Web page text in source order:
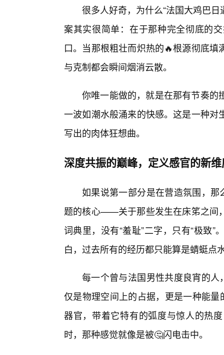
很多人好奇，为什么“法国大鸡巴
案其实很简单：在于那种完全彻底的
口。当那根粗壮而炽热的🔥根源彻底
与克制都会瞬间烟消云散。
你唯一能做的，就是在那有节奏的
一波如潮水般涌来的快感。这是一种
写出的肉体狂想曲。
深度共振的巅峰，定义感官的新
如果说第一部分是在营造氛围，那
题的核心——关于那些发生在床笫之间
词典里，没有“羞耻”二字，只有“极致
白，过去所有的经历都只能算是蜻蜓点
每一个曾与法国男性共度良宵的人
仅是物理空间上的占据，更是一种能
器官，带着它特有的弧度与惊人的热
时，那种感觉就像是被🤔闪电击中。